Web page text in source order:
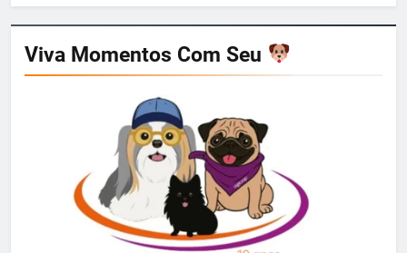
Viva Momentos Com Seu